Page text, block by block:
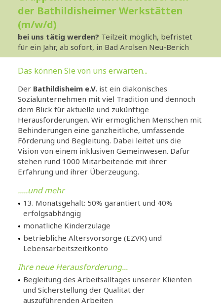
der Bathildisheimer Werkstätten
(m/w/d)
bei uns tätig werden? Teilzeit möglich, befristet
für ein Jahr, ab sofort, in Bad Arolsen Neu-Berich
Das können Sie von uns erwarten...
Der Bathildisheim e.V.ist ein diakonisches
Sozialunternehmen mit viel Tradition und dennoch
dem Blick für aktuelle und zukünftige
Herausforderungen. Wir ermöglichen Menschen mit
Behinderungen eine ganzheitliche, umfassende
Förderung und Begleitung. Dabei leitet uns die
Vision von einem inklusiven Gemeinwesen. Dafür
stehen rund 1000 Mitarbeitende mit ihrer
Erfahrung und ihrer Überzeugung.
.....und mehr
13. Monatsgehalt: 50% garantiert und 40%
erfolgsabhängig
monatliche Kinderzulage
betriebliche Altersvorsorge (EZVK) und
Lebensarbeitszeitkonto
Ihre neue Herausforderung...
Begleitung des Arbeitsalltages unserer Klienten
und Sicherstellung der Qualität der
auszuführenden Arbeiten